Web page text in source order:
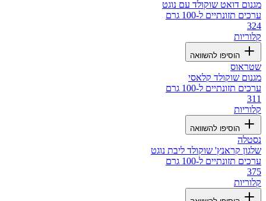
מגנום דואט שוקולד עם נוגט
ערכים תזונתיים ל-100 גרם
324
קלוריות
הוסיפו להשוואה
שטראוס
מגנום שוקולד קלאסי
ערכים תזונתיים ל-100 גרם
311
קלוריות
הוסיפו להשוואה
נסטלה
שלגון קראנץ' שוקולד ליבת נוגט
ערכים תזונתיים ל-100 גרם
375
קלוריות